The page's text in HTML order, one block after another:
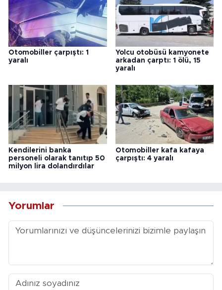
Otomobiller çarpıştı: 1
yaralı
Yolcu otobüsü kamyonete
arkadan çarptı: 1 ölü, 15
yaralı
Kendilerini banka
personeli olarak tanıtıp 50
milyon lira dolandırdılar
Otomobiller kafa kafaya
çarpıştı: 4 yaralı
Yorumlar